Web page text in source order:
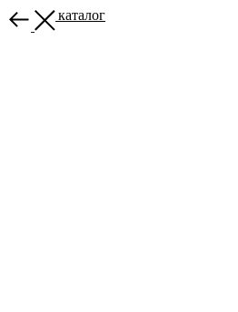
Назад в каталог